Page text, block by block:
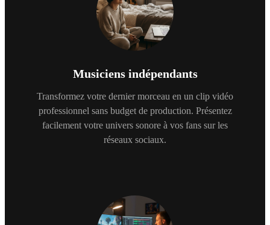
Musiciens indépendants
Transformez votre dernier morceau en un clip vidéo
professionnel sans budget de production. Présentez
facilement votre univers sonore à vos fans sur les
réseaux sociaux.